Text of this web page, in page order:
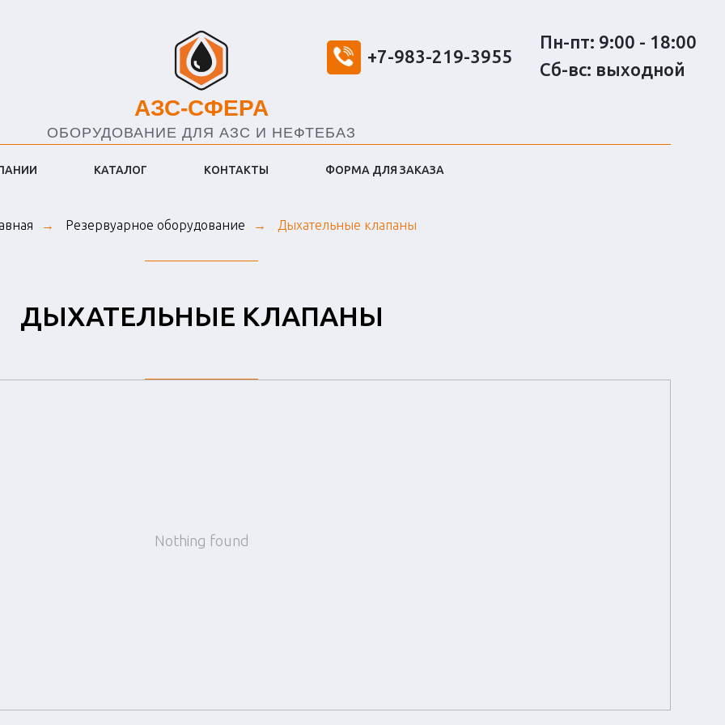
+7-983-219-3955
Пн-пт: 9:00 - 18:00
Сб-вс: выходной
АЗС-СФЕРА
ОБОРУДОВАНИЕ ДЛЯ АЗС И НЕФТЕБАЗ
КАТАЛОГ КОНТАКТЫ ФОРМА ДЛЯ ЗАКАЗА
→ Резервуарное оборудование → Дыхательные клапаны
ДЫХАТЕЛЬНЫE КЛАПАНЫ
Nothing found